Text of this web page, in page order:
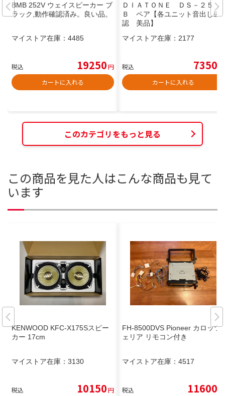
BMB 252V ウェイスピーカー ブ
ラック,動作確認済み。良い品。
マイストア在庫： 4485
税込 19250円
カートに入れる
ＤＩＡＴＯＮＥ ＤＳ－２５
Ｂ ペア【各ユニット音出し確
認 美品】
マイストア在庫： 2177
税込 7350
カートに入れる
このカテゴリをもっと見る
この商品を見た人はこんな商品も見て
います
KENWOOD KFC-X175Sスピー
カー 17cm
マイストア在庫： 3130
税込 10150円
FH-8500DVS Pioneer カロッツ
ェリア リモコン付き
マイストア在庫： 4517
税込 11600